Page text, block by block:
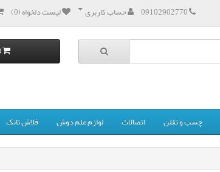
09102902770 حساب کاربری لیست دلخواه (0)
0
چسب و تفلن اتصالات لوازم علم دوش فلاش تانک